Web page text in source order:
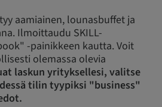
aamiainen, lounasbuffet ja
Ilmoittaudu SKILL-
-painikkeen kautta. Voit
olemassa olevia
laskun yrityksellesi, valitse
tilin tyypiksi "business"